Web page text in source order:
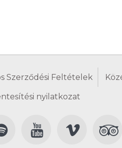
Szerződési Feltételek
nyilatkozat